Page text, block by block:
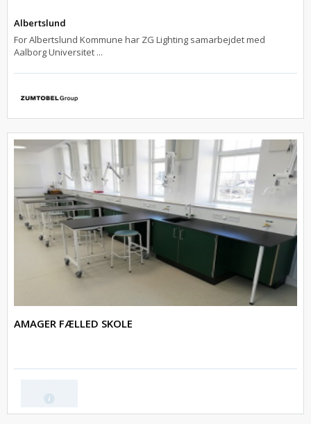
Albertslund
For Albertslund Kommune har ZG Lighting samarbejdet med
Aalborg Universitet ...
AMAGER FÆLLED SKOLE